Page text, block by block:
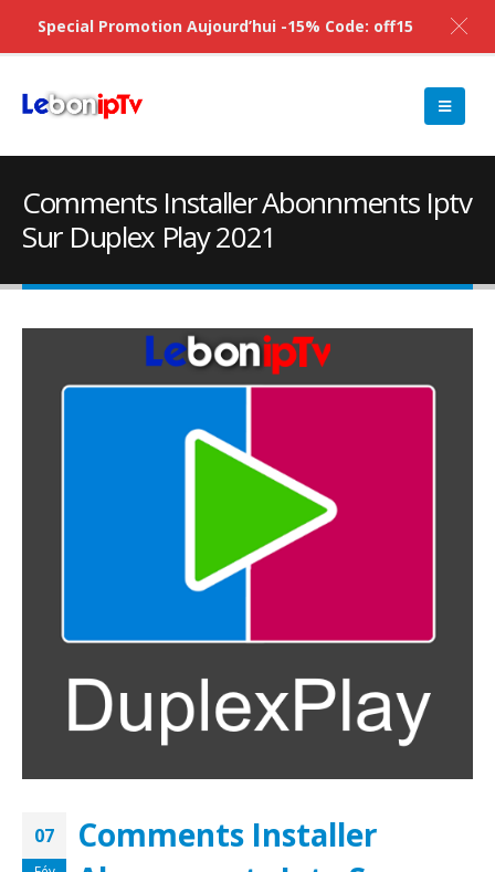
Comments Installer Abonnments Iptv
Sur Duplex Play 2021
07
Comments Installer
Special Promotion Aujourd’hui -15% Code: off15